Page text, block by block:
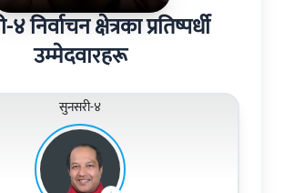
निर्वाचन क्षेत्रका प्रतिष्पर्धी
उम्मेदवारहरू
सुनसरी-४